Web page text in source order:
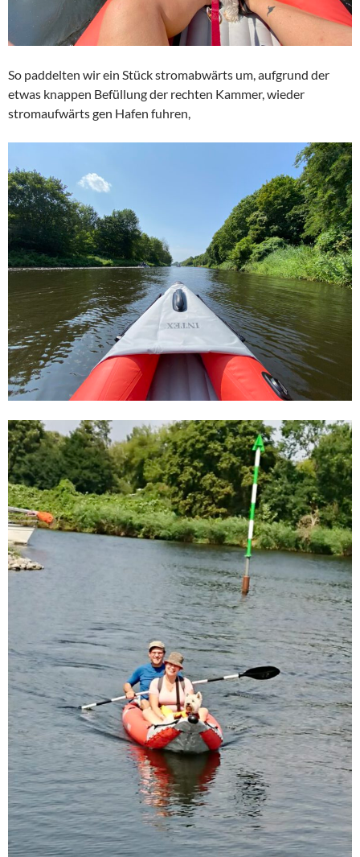
So paddelten wir ein Stück stromabwärts um, aufgrund der
etwas knappen Befüllung der rechten Kammer, wieder
stromaufwärts gen Hafen fuhren,